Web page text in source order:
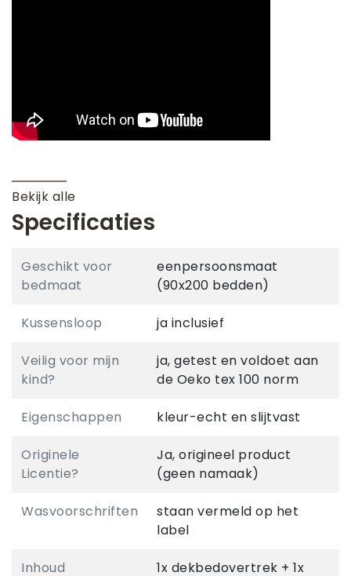
Bekijk alle
Specificaties
Geschikt voor
bedmaat
eenpersoonsmaat
(90x200 bedden)
Kussensloop ja inclusief
Veilig voor mijn
kind?
ja, getest en voldoet aan
de Oeko tex 100 norm
Eigenschappen kleur-echt en slijtvast
Originele
Licentie?
Ja, origineel product
(geen namaak)
Wasvoorschriften
staan vermeld op het
label
Inhoud 1x dekbedovertrek + 1x